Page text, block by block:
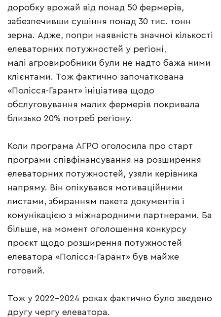
доробку врожай від понад 50 фермерів,
забезпечивши сушіння понад 30 тис. тонн
зерна. Адже, попри наявність значної кількості
елеваторних потужностей у регіоні,
малі агровиробники були не надто бажа ними
клієнтами. Тож фактично започаткована
«Полісся-Гарант» ініціатива щодо
обслуговування малих фермерів покривала
близько 20% потреб регіону.
Коли програма АГРО оголосила про старт
програми співфінансування на розширення
елеваторних потужностей, узяли керівника
напряму. Він опікувався мотиваційними
листами, збиранням пакета документів і
комунікацією з міжнародними партнерами. Ба
більше, на момент оголошення конкурсу
проєкт щодо розширення потужностей
елеватора «Полісся-Гарант» був майже
готовий.
Тож у 2022–2024 роках фактично було зведено
другу чергу елеватора.